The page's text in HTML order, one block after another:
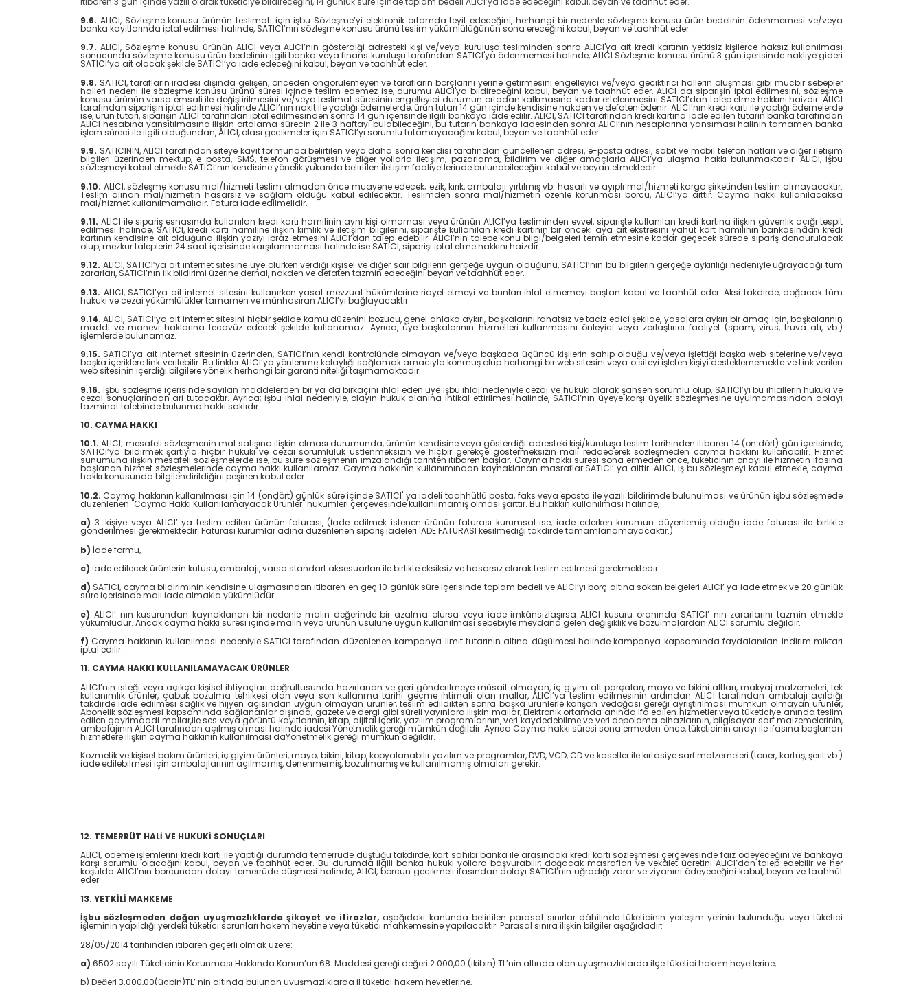
9.6. ALICI, Sözleşme konusu ürünün teslimatı için işbu Sözleşme’yi elektronik ortamda teyit edeceğini, herhangi bir nedenle sözleşme konusu ürün bedelinin ödenmemesi ve/veya
banka kayıtlarında iptal edilmesi halinde, SATICI’nın sözleşme konusu ürünü teslim yükümlülüğünün sona ereceğini kabul, beyan ve taahhüt eder.
9.7. ALICI, Sözleşme konusu ürünün ALICI veya ALICI’nın gösterdiği adresteki kişi ve/veya kuruluşa tesliminden sonra ALICI'ya ait kredi kartının yetkisiz kişilerce haksız kullanılması
sonucunda sözleşme konusu ürün bedelinin ilgili banka veya finans kuruluşu tarafından SATICI'ya ödenmemesi halinde, ALICI Sözleşme konusu ürünü 3 gün içerisinde nakliye gideri
SATICI’ya ait olacak şekilde SATICI’ya iade edeceğini kabul, beyan ve taahhüt eder.
9.8. SATICI, tarafların iradesi dışında gelişen, önceden öngörülemeyen ve tarafların borçlarını yerine getirmesini engelleyici ve/veya geciktirici hallerin oluşması gibi mücbir sebepler
halleri nedeni ile sözleşme konusu ürünü süresi içinde teslim edemez ise, durumu ALICI'ya bildireceğini kabul, beyan ve taahhüt eder. ALICI da siparişin iptal edilmesini, sözleşme
konusu ürünün varsa emsali ile değiştirilmesini ve/veya teslimat süresinin engelleyici durumun ortadan kalkmasına kadar ertelenmesini SATICI’dan talep etme hakkını haizdir. ALICI
tarafından siparişin iptal edilmesi halinde ALICI’nın nakit ile yaptığı ödemelerde, ürün tutarı 14 gün içinde kendisine nakden ve defaten ödenir. ALICI’nın kredi kartı ile yaptığı ödemelerde
ise, ürün tutarı, siparişin ALICI tarafından iptal edilmesinden sonra 14 gün içerisinde ilgili bankaya iade edilir. ALICI, SATICI tarafından kredi kartına iade edilen tutarın banka tarafından
ALICI hesabına yansıtılmasına ilişkin ortalama sürecin 2 ile 3 haftayı bulabileceğini, bu tutarın bankaya iadesinden sonra ALICI’nın hesaplarına yansıması halinin tamamen banka
işlem süreci ile ilgili olduğundan, ALICI, olası gecikmeler için SATICI’yı sorumlu tutamayacağını kabul, beyan ve taahhüt eder.
9.9. SATICININ, ALICI tarafından siteye kayıt formunda belirtilen veya daha sonra kendisi tarafından güncellenen adresi, e-posta adresi, sabit ve mobil telefon hatları ve diğer iletişim
bilgileri üzerinden mektup, e-posta, SMS, telefon görüşmesi ve diğer yollarla iletişim, pazarlama, bildirim ve diğer amaçlarla ALICI’ya ulaşma hakkı bulunmaktadır. ALICI, işbu
sözleşmeyi kabul etmekle SATICI’nın kendisine yönelik yukarıda belirtilen iletişim faaliyetlerinde bulunabileceğini kabul ve beyan etmektedir.
9.10. ALICI, sözleşme konusu mal/hizmeti teslim almadan önce muayene edecek; ezik, kırık, ambalajı yırtılmış vb. hasarlı ve ayıplı mal/hizmeti kargo şirketinden teslim almayacaktır.
Teslim alınan mal/hizmetin hasarsız ve sağlam olduğu kabul edilecektir. Teslimden sonra mal/hizmetin özenle korunması borcu, ALICI’ya aittir. Cayma hakkı kullanılacaksa
mal/hizmet kullanılmamalıdır. Fatura iade edilmelidir.
9.11. ALICI ile sipariş esnasında kullanılan kredi kartı hamilinin aynı kişi olmaması veya ürünün ALICI’ya tesliminden evvel, siparişte kullanılan kredi kartına ilişkin güvenlik açığı tespit
edilmesi halinde, SATICI, kredi kartı hamiline ilişkin kimlik ve iletişim bilgilerini, siparişte kullanılan kredi kartının bir önceki aya ait ekstresini yahut kart hamilinin bankasından kredi
kartının kendisine ait olduğuna ilişkin yazıyı ibraz etmesini ALICI’dan talep edebilir. ALICI’nın talebe konu bilgi/belgeleri temin etmesine kadar geçecek sürede sipariş dondurulacak
olup, mezkur taleplerin 24 saat içerisinde karşılanmaması halinde ise SATICI, siparişi iptal etme hakkını haizdir.
9.12. ALICI, SATICI’ya ait internet sitesine üye olurken verdiği kişisel ve diğer sair bilgilerin gerçeğe uygun olduğunu, SATICI’nın bu bilgilerin gerçeğe aykırılığı nedeniyle uğrayacağı tüm
zararları, SATICI’nın ilk bildirimi üzerine derhal, nakden ve defaten tazmin edeceğini beyan ve taahhüt eder.
9.13. ALICI, SATICI’ya ait internet sitesini kullanırken yasal mevzuat hükümlerine riayet etmeyi ve bunları ihlal etmemeyi baştan kabul ve taahhüt eder. Aksi takdirde, doğacak tüm
hukuki ve cezai yükümlülükler tamamen ve münhasıran ALICI’yı bağlayacaktır.
9.14. ALICI, SATICI’ya ait internet sitesini hiçbir şekilde kamu düzenini bozucu, genel ahlaka aykırı, başkalarını rahatsız ve taciz edici şekilde, yasalara aykırı bir amaç için, başkalarının
maddi ve manevi haklarına tecavüz edecek şekilde kullanamaz. Ayrıca, üye başkalarının hizmetleri kullanmasını önleyici veya zorlaştırıcı faaliyet (spam, virus, truva atı, vb.)
işlemlerde bulunamaz.
9.15. SATICI’ya ait internet sitesinin üzerinden, SATICI’nın kendi kontrolünde olmayan ve/veya başkaca üçüncü kişilerin sahip olduğu ve/veya işlettiği başka web sitelerine ve/veya
başka içeriklere link verilebilir. Bu linkler ALICI’ya yönlenme kolaylığı sağlamak amacıyla konmuş olup herhangi bir web sitesini veya o siteyi işleten kişiyi desteklememekte ve Link verilen
web sitesinin içerdiği bilgilere yönelik herhangi bir garanti niteliği taşımamaktadır.
9.16. İşbu sözleşme içerisinde sayılan maddelerden bir ya da birkaçını ihlal eden üye işbu ihlal nedeniyle cezai ve hukuki olarak şahsen sorumlu olup, SATICI’yı bu ihlallerin hukuki ve
cezai sonuçlarından ari tutacaktır. Ayrıca; işbu ihlal nedeniyle, olayın hukuk alanına intikal ettirilmesi halinde, SATICI’nın üyeye karşı üyelik sözleşmesine uyulmamasından dolayı
tazminat talebinde bulunma hakkı saklıdır.
10. CAYMA HAKKI
10.1. ALICI; mesafeli sözleşmenin mal satışına ilişkin olması durumunda, ürünün kendisine veya gösterdiği adresteki kişi/kuruluşa teslim tarihinden itibaren 14 (on dört) gün içerisinde,
SATICI’ya bildirmek şartıyla hiçbir hukuki ve cezai sorumluluk üstlenmeksizin ve hiçbir gerekçe göstermeksizin malı reddederek sözleşmeden cayma hakkını kullanabilir. Hizmet
sunumuna ilişkin mesafeli sözleşmelerde ise, bu süre sözleşmenin imzalandığı tarihten itibaren başlar. Cayma hakkı süresi sona ermeden önce, tüketicinin onayı ile hizmetin ifasına
başlanan hizmet sözleşmelerinde cayma hakkı kullanılamaz. Cayma hakkının kullanımından kaynaklanan masraflar SATICI’ ya aittir. ALICI, iş bu sözleşmeyi kabul etmekle, cayma
hakkı konusunda bilgilendirildiğini peşinen kabul eder.
10.2. Cayma hakkının kullanılması için 14 (ondört) günlük süre içinde SATICI' ya iadeli taahhütlü posta, faks veya eposta ile yazılı bildirimde bulunulması ve ürünün işbu sözleşmede
düzenlenen "Cayma Hakkı Kullanılamayacak Ürünler" hükümleri çerçevesinde kullanılmamış olması şarttır. Bu hakkın kullanılması halinde,
a) 3. kişiye veya ALICI’ ya teslim edilen ürünün faturası, (İade edilmek istenen ürünün faturası kurumsal ise, iade ederken kurumun düzenlemiş olduğu iade faturası ile birlikte
gönderilmesi gerekmektedir. Faturası kurumlar adına düzenlenen sipariş iadeleri İADE FATURASI kesilmediği takdirde tamamlanamayacaktır.)
b) İade formu,
c) İade edilecek ürünlerin kutusu, ambalajı, varsa standart aksesuarları ile birlikte eksiksiz ve hasarsız olarak teslim edilmesi gerekmektedir.
d) SATICI, cayma bildiriminin kendisine ulaşmasından itibaren en geç 10 günlük süre içerisinde toplam bedeli ve ALICI’yı borç altına sokan belgeleri ALICI’ ya iade etmek ve 20 günlük
süre içerisinde malı iade almakla yükümlüdür.
e) ALICI’ nın kusurundan kaynaklanan bir nedenle malın değerinde bir azalma olursa veya iade imkânsızlaşırsa ALICI kusuru oranında SATICI’ nın zararlarını tazmin etmekle
yükümlüdür. Ancak cayma hakkı süresi içinde malın veya ürünün usulüne uygun kullanılması sebebiyle meydana gelen değişiklik ve bozulmalardan ALICI sorumlu değildir.
f) Cayma hakkının kullanılması nedeniyle SATICI tarafından düzenlenen kampanya limit tutarının altına düşülmesi halinde kampanya kapsamında faydalanılan indirim miktarı
iptal edilir.
11. CAYMA HAKKI KULLANILAMAYACAK ÜRÜNLER
ALICI’nın isteği veya açıkça kişisel ihtiyaçları doğrultusunda hazırlanan ve geri gönderilmeye müsait olmayan, iç giyim alt parçaları, mayo ve bikini altları, makyaj malzemeleri, tek
kullanımlık ürünler, çabuk bozulma tehlikesi olan veya son kullanma tarihi geçme ihtimali olan mallar, ALICI’ya teslim edilmesinin ardından ALICI tarafından ambalajı açıldığı
takdirde iade edilmesi sağlık ve hijyen açısından uygun olmayan ürünler, teslim edildikten sonra başka ürünlerle karışan vedoğası gereği ayrıştırılması mümkün olmayan ürünler,
Abonelik sözleşmesi kapsamında sağlananlar dışında, gazete ve dergi gibi süreli yayınlara ilişkin mallar, Elektronik ortamda anında ifa edilen hizmetler veya tüketiciye anında teslim
edilen gayrimaddi mallar,ile ses veya görüntü kayıtlarının, kitap, dijital içerik, yazılım programlarının, veri kaydedebilme ve veri depolama cihazlarının, bilgisayar sarf malzemelerinin,
ambalajının ALICI tarafından açılmış olması halinde iadesi Yönetmelik gereği mümkün değildir. Ayrıca Cayma hakkı süresi sona ermeden önce, tüketicinin onayı ile ifasına başlanan
hizmetlere ilişkin cayma hakkının kullanılması daYönetmelik gereği mümkün değildir.
Kozmetik ve kişisel bakım ürünleri, iç giyim ürünleri, mayo, bikini, kitap, kopyalanabilir yazılım ve programlar, DVD, VCD, CD ve kasetler ile kırtasiye sarf malzemeleri (toner, kartuş, şerit vb.)
iade edilebilmesi için ambalajlarının açılmamış, denenmemiş, bozulmamış ve kullanılmamış olmaları gerekir.
12. TEMERRÜT HALİ VE HUKUKİ SONUÇLARI
ALICI, ödeme işlemlerini kredi kartı ile yaptığı durumda temerrüde düştüğü takdirde, kart sahibi banka ile arasındaki kredi kartı sözleşmesi çerçevesinde faiz ödeyeceğini ve bankaya
karşı sorumlu olacağını kabul, beyan ve taahhüt eder. Bu durumda ilgili banka hukuki yollara başvurabilir; doğacak masrafları ve vekâlet ücretini ALICI’dan talep edebilir ve her
koşulda ALICI’nın borcundan dolayı temerrüde düşmesi halinde, ALICI, borcun gecikmeli ifasından dolayı SATICI’nın uğradığı zarar ve ziyanını ödeyeceğini kabul, beyan ve taahhüt
eder
13. YETKİLİ MAHKEME
İşbu sözleşmeden doğan uyuşmazlıklarda şikayet ve itirazlar, aşağıdaki kanunda belirtilen parasal sınırlar dâhilinde tüketicinin yerleşim yerinin bulunduğu veya tüketici
işleminin yapıldığı yerdeki tüketici sorunları hakem heyetine veya tüketici mahkemesine yapılacaktır. Parasal sınıra ilişkin bilgiler aşağıdadır:
28/05/2014 tarihinden itibaren geçerli olmak üzere:
a) 6502 sayılı Tüketicinin Korunması Hakkında Kanun’un 68. Maddesi gereği değeri 2.000,00 (ikibin) TL’nin altında olan uyuşmazlıklarda ilçe tüketici hakem heyetlerine,
b) Değeri 3.000,00(üçbin)TL’ nin altında bulunan uyuşmazlıklarda il tüketici hakem heyetlerine,